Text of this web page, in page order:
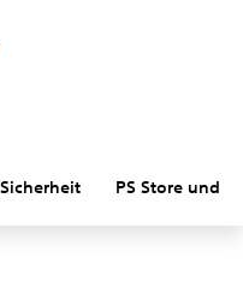
PS Store und